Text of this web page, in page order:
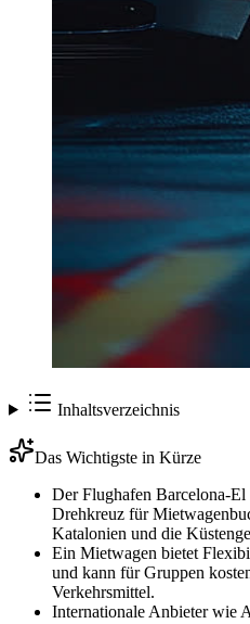
Inhaltsverzeichnis
Das Wichtigste in Kürze
Der Flughafen Barcelona-
Drehkreuz für
Katalonien und die
Ein Mietwagen bietet
und kann für Gruppen
Verkehrsmittel.
Internationale Anbieter wie